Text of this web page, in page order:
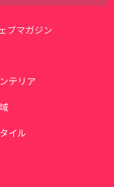
ブマガジン
テリア
イル